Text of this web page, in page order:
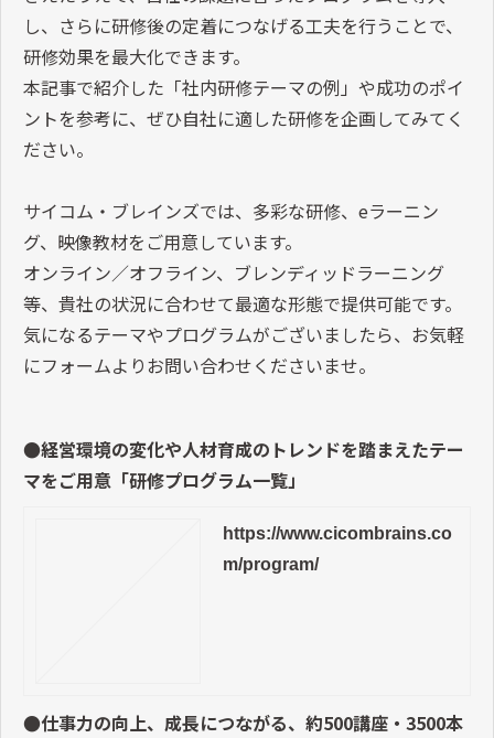
し、さらに研修後の定着につなげる工夫を行うことで、
研修効果を最大化できます。
本記事で紹介した「社内研修テーマの例」や成功のポイ
ントを参考に、ぜひ自社に適した研修を企画してみてく
ださい。
サイコム・ブレインズでは、多彩な研修、 eラーニン
グ、映像教材をご用意しています。
オンライン／オフライン、ブレンディッドラーニング
等、貴社の状況に合わせて最適な形態で提供可能です。
気になるテーマやプログラムがございましたら、お気軽
にフォームよりお問い合わせくださいませ。
●経営環境の変化や人材育成のトレンドを踏まえたテー
マをご用意「研修プログラム一覧」
https://www.cicombrains.co
m/program/
●仕事力の向上、成長につながる、約500講座・3500本